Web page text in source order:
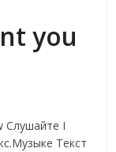
you
Слушайте I
Текст